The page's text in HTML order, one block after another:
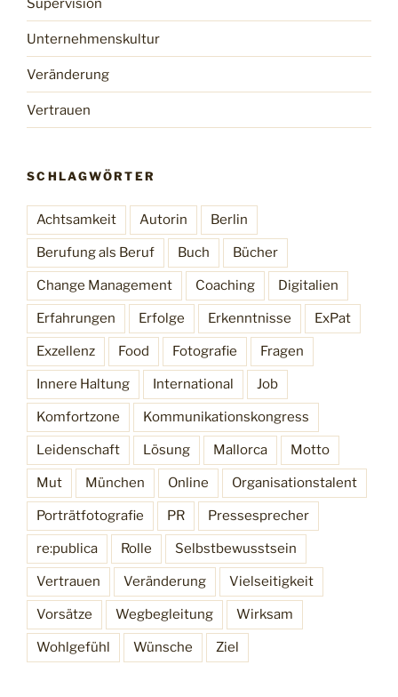
Supervision
Unternehmenskultur
Veränderung
Vertrauen
SCHLAGWÖRTER
Achtsamkeit Autorin Berlin
Berufung als Beruf Buch Bücher
Change Management Coaching Digitalien
Erfahrungen Erfolge Erkenntnisse ExPat
Exzellenz Food Fotografie Fragen
Innere Haltung International Job
Komfortzone Kommunikationskongress
Leidenschaft Lösung Mallorca Motto
Mut München Online Organisationstalent
Porträtfotografie PR Pressesprecher
re:publica Rolle Selbstbewusstsein
Vertrauen Veränderung Vielseitigkeit
Vorsätze Wegbegleitung Wirksam
Wohlgefühl Wünsche Ziel